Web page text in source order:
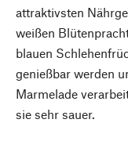
attraktivsten
weißen
blauen
genießbar werden
Marmelade
sie sehr sauer.